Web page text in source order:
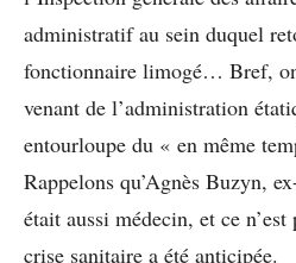
administratif au sein duquel
fonctionnaire limogé… Bref,
venant de l’administration
entourloupe du « en même
Rappelons qu’Agnès Buzyn,
était aussi médecin, et ce
crise sanitaire a été anticipée.